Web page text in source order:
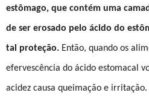
estômago, que contém uma
de ser erosado pelo ácido do
tal proteção. Então, quando os
efervescência do ácido estomacal
acidez causa queimação e irritação.